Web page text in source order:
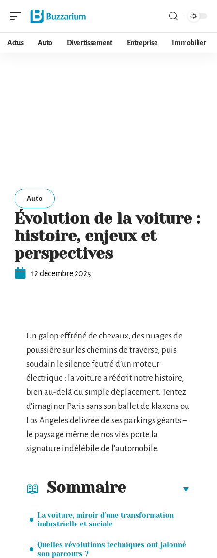
Actus Auto Divertissement Entreprise Immobilier
Auto
Évolution de la voiture :
histoire, enjeux et
perspectives
12 décembre 2025
Un galop effréné de chevaux, des nuages de
poussière sur les chemins de traverse, puis
soudain le silence feutré d’un moteur
électrique : la voiture a réécrit notre histoire,
bien au-delà du simple déplacement. Tentez
d’imaginer Paris sans son ballet de klaxons ou
Los Angeles délivrée de ses parkings géants –
le paysage même de nos vies porte la
signature indélébile de l’automobile.
Sommaire
La voiture, miroir d’une transformation
industrielle et sociale
Quelles révolutions techniques ont jalonné
son parcours ?